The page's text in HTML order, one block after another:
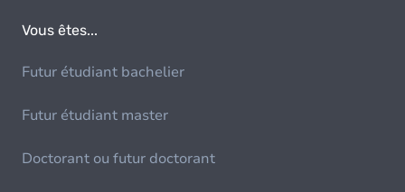
Vous êtes...
Futur étudiant bachelier
Futur étudiant master
Doctorant ou futur doctorant